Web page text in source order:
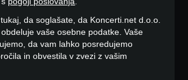
da soglašate, da Koncerti.net d.o.o.
vaše osebne podatke. Vaše
da vam lahko posredujemo
in obvestila v zvezi z vašim